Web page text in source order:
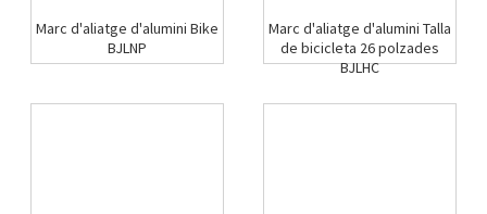
Marc d'aliatge d'alumini Bike
BJLNP
Marc d'aliatge d'alumini Talla
de bicicleta 26 polzades
BJLHC